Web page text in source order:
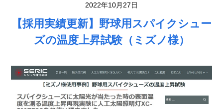
2022年10月27日
【採用実績更新】野球用スパイクシュー
ズの温度上昇試験（ミズノ様）